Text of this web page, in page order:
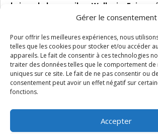
Gérer le consentement
Pour offrir les meilleures expériences, nous
telles que les cookies pour stocker et/ou accéder
appareils. Le fait de consentir à ces technologies
traiter des données telles que le comportement de
uniques sur ce site. Le fait de ne pas consentir ou
consentement peut avoir un effet négatif sur
fonctions.
Accepter
de jour de bas seuil en Wallonie. Enjeux,
06 Juil 2026
Étude d’évaluabilité des Structures
d’accompagnement à l’autocréation
01 Juil 2026
Pénurie du personnel infirmier :quels
Wallonie ?